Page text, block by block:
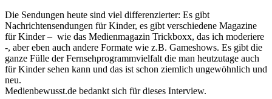
Die Sendungen heute sind viel differenzierter: Es gibt
Nachrichtensendungen für Kinder, es gibt verschiedene Magazine
für Kinder – wie das Medienmagazin Trickboxx, das ich moderiere
-, aber eben auch andere Formate wie z.B. Gameshows. Es gibt die
ganze Fülle der Fernsehprogrammvielfalt die man heutzutage auch
für Kinder sehen kann und das ist schon ziemlich ungewöhnlich und
neu.
Medienbewusst.de bedankt sich für dieses Interview.